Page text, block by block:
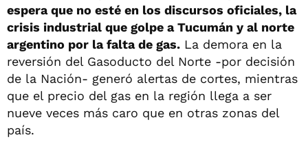
espera que no esté en los discursos oficiales, la
crisis industrial que golpe a Tucumán y al norte
argentino por la falta de gas. La demora en la
reversión del Gasoducto del Norte -por decisión
de la Nación- generó alertas de cortes, mientras
que el precio del gas en la región llega a ser
nueve veces más caro que en otras zonas del
país.